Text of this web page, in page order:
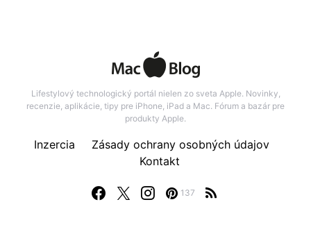
Lifestylový technologický portál nielen zo sveta Apple. Novinky,
recenzie, aplikácie, tipy pre iPhone, iPad a Mac. Fórum a bazár pre
produkty Apple.
137
Inzercia
Zásady ochrany osobných údajov
Kontakt